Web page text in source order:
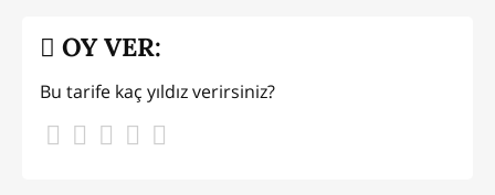
OY VER:
Bu tarife kaç yıldız verirsiniz?